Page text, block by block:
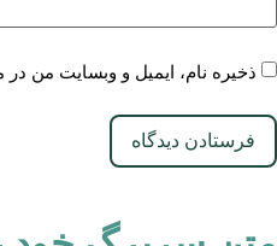
ذخیره نام، ایمیل و وبسایت من